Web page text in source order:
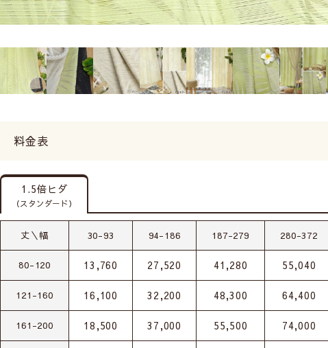
料金表
1.5倍ヒダ
（スタンダード）
丈＼幅 30-93 94-186 187-279 280-372
80-120 13,760 27,520 41,280 55,040
121-160 16,100 32,200 48,300 64,400
161-200 18,500 37,000 55,500 74,000